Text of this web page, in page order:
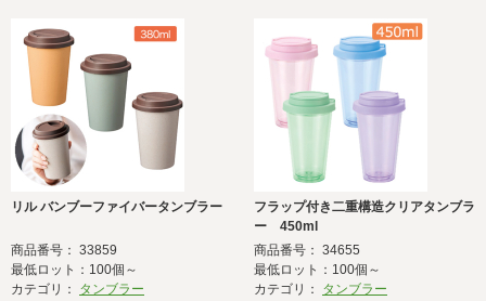
リル バンブーファイバータンブラー
商品番号： 33859
最低ロット：100個～
カテゴリ： タンブラー
フラップ付き二重構造クリアタンブラ
ー 450ml
商品番号： 34655
最低ロット：100個～
カテゴリ： タンブラー